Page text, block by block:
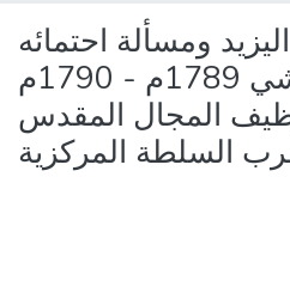
ومسألة احتمائه
بالحرم المشيشي 1789م - 1790م
المجال المقدس